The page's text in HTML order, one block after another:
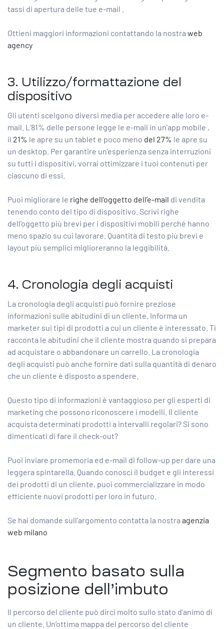
tassi di apertura delle tue e-mail
Ottieni maggiori informazioni contattando la nostra web
agency
3. Utilizzo/formattazione del
dispositivo
Gli utenti scelgono diversi media per accedere alle loro e-
mail. L’81% delle persone legge le e-mail in un’app mobile ,
il 21% le apre su un tablet e poco meno del 27% le apre su
un desktop. Per garantire un’esperienza senza interruzioni
su tutti i dispositivi, vorrai ottimizzare i tuoi contenuti per
ciascuno di essi.
Puoi migliorare le righe dell’oggetto dell’e-mail di vendita
tenendo conto del tipo di dispositivo. Scrivi righe
dell’oggetto più brevi per i dispositivi mobili perché hanno
meno spazio su cui lavorare. Quantità di testo più brevi e
layout più semplici miglioreranno la leggibilità.
4. Cronologia degli acquisti
La cronologia degli acquisti può fornire preziose
informazioni sulle abitudini di un cliente. Informa un
marketer sui tipi di prodotti a cui un cliente è interessato. Ti
racconta le abitudini che il cliente mostra quando si prepara
ad acquistare o abbandonare un carrello. La cronologia
degli acquisti può anche fornire dati sulla quantità di denaro
che un cliente è disposto a spendere.
Questo tipo di informazioni è vantaggioso per gli esperti di
marketing che possono riconoscere i modelli. Il cliente
acquista determinati prodotti a intervalli regolari? Si sono
dimenticati di fare il check-out?
Puoi inviare promemoria ed e-mail di follow-up per dare una
leggera spintarella. Quando conosci il budget e gli interessi
dei prodotti di un cliente, puoi commercializzare in modo
efficiente nuovi prodotti per loro in futuro.
Se hai domande sull’argomento contatta la nostra agenzia
web milano
Segmento basato sulla
posizione dell’imbuto
Il percorso del cliente può dirci molto sullo stato d’animo di
un cliente. Un’ottima mappa del percorso del cliente